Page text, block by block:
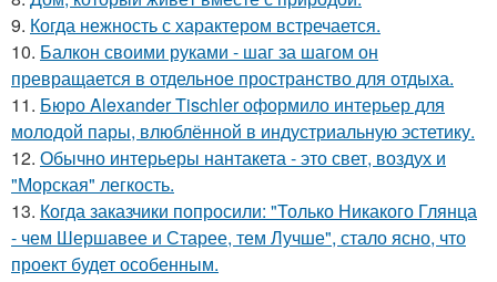
9. Когда нежность с характером встречается.
10. Балкон своими руками - шаг за шагом он
превращается в отдельное пространство для отдыха.
11. Бюро Alexander Tischler оформило интерьер для
молодой пары, влюблённой в индустриальную эстетику.
12. Обычно интерьеры нантакета - это свет, воздух и
"Морская" легкость.
13. Когда заказчики попросили: "Только Никакого Глянца
- чем Шершавее и Старее, тем Лучше", стало ясно, что
проект будет особенным.